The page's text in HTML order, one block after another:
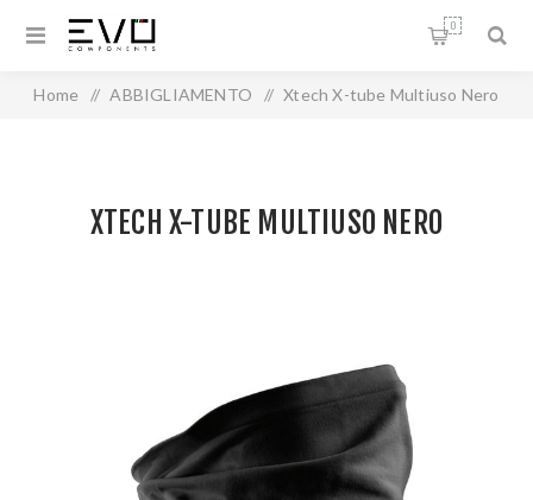
0
Home / ABBIGLIAMENTO / Xtech X-tube Multiuso Nero
XTECH X-TUBE MULTIUSO NERO